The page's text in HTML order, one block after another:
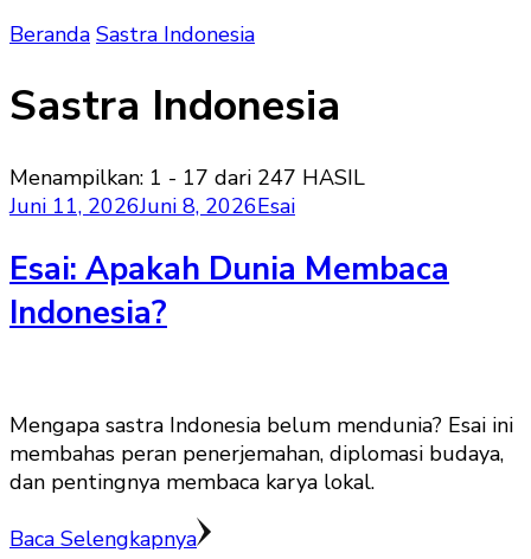
Beranda Sastra Indonesia
Sastra Indonesia
Menampilkan: 1 - 17 dari 247 HASIL
Juni 11, 2026Juni 8, 2026Esai
Esai: Apakah Dunia Membaca
Indonesia?
Mengapa sastra Indonesia belum mendunia? Esai ini
membahas peran penerjemahan, diplomasi budaya,
dan pentingnya membaca karya lokal.
Baca Selengkapnya